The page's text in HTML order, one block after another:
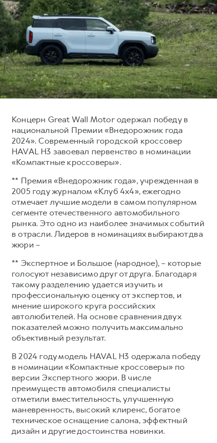
H7
от 3 799 000 ₽
H9
от 4 799 000 ₽
Тест-драйв
Трейд-ин
КРЕДИТ И СТРАХОВАНИЕ
Кредитный калькулятор
Страхование
КОРПОРАТИВНЫМ КЛИЕНТАМ
Для малого бизнеса
Крупным корпоративным клиентам
Система управления автопарком GWM Fleet
Сервис для корпоративных клиентов
HAVAL Лизинг
АКСЕССУАРЫ HAVAL
Автомобильные аксессуары
Коллекция PRO
Коллекция Базовая
Коллекция Детская
СЕРВИСНОЕ ОБСЛУЖИВАНИЕ
Нулевое ТО
Программа «Помощь на дороге»
Регламенты технического обслуживания
Электронный ПТС
GWM Безопасность
Гарантия HAVAL
Мобильное приложение GWM
Руководства по эксплуатации
Подписки
АКСЕССУАРЫ HAVAL
Автомобильные аксессуары
Коллекция PRO
Коллекция Базовая
Коллекция Детская
О дилере
Наша команда
Контакты
Концерн Great Wall Motor одержал победу в
национальной Премии «Внедорожник года
2024». Современный городской кроссовер
HAVAL H3 завоевал первенство в номинации
«Компактные кроссоверы».
** Премия «Внедорожник года», учрежденная в
2005 году журналом «Клуб 4х4», ежегодно
отмечает лучшие модели в самом популярном
сегменте отечественного автомобильного
рынка. Это одно из наиболее значимых событий
в отрасли. Лидеров в номинациях выбирают два
жюри –
** Экспертное и Большое (народное), – которые
голосуют независимо друг от друга. Благодаря
такому разделению удается изучить и
профессиональную оценку от экспертов, и
мнение широкого круга российских
автолюбителей. На основе сравнения двух
показателей можно получить максимально
объективный результат.
В 2024 году модель HAVAL H3 одержала победу
в номинации «Компактные кроссоверы» по
версии Экспертного жюри. В числе
преимуществ автомобиля специалисты
отметили вместительность, улучшенную
маневренность, высокий клиренс, богатое
техническое оснащение салона, эффектный
дизайн и другие достоинства новинки.